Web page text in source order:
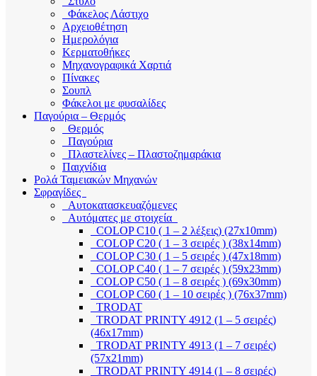
Φάκελος Λάστιχο
Αρχειοθέτηση
Ημερολόγια
Κερματοθήκες
Μηχανογραφικά Χαρτιά
Πίνακες
Σουπλ
Φάκελοι με φυσαλίδες
Παγούρια – Θερμός
Θερμός
Παγούρια
Πλαστελίνες – Πλαστοζημαράκια
Παιχνίδια
Ρολά Ταμειακών Μηχανών
Σφραγίδες
Αυτοκατασκευαζόμενες
Αυτόματες με στοιχεία
COLOP C10 ( 1 – 2 λέξεις) (27x10mm)
COLOP C20 ( 1 – 3 σειρές ) (38x14mm)
COLOP C30 ( 1 – 5 σειρές ) (47x18mm)
COLOP C40 ( 1 – 7 σειρές ) (59x23mm)
COLOP C50 ( 1 – 8 σειρές ) (69x30mm)
COLOP C60 ( 1 – 10 σειρές ) (76x37mm)
TRODAT
TRODAT PRINTY 4912 (1 – 5 σειρές)
(46x17mm)
TRODAT PRINTY 4913 (1 – 7 σειρές)
(57x21mm)
TRODAT PRINTY 4914 (1 – 8 σειρές)